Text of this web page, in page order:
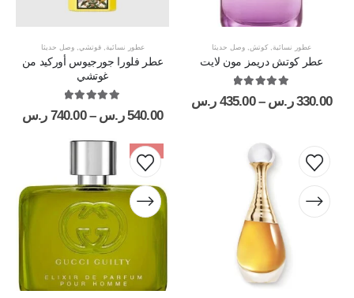
عطور نسائية, كوتش, وصل حديثا
عطر كوتش دريمز مون لايت
330.00 ر.س –
435.00 ر.س
عطور نسائية,قوتشي,وصل حديثا
عطر فلورا جورجيوس أوركيد من
غوتشي
540.00 ر.س –
740.00 ر.س
-19%